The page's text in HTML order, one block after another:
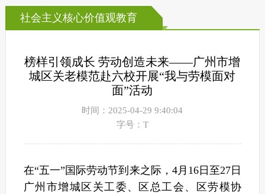
社会主义核心价值观教育
榜样引领成长 劳动创造未来——广州市增
城区关老模范赴六校开展“我与劳模面对
面”活动
时间：2025-04-29 9:40:04
字号：T
在“五一”国际劳动节到来之际，4月16日至27日
广州市增城区关工委、区总工会、区劳模协